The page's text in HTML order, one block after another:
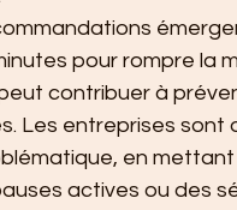
pour rompre la
contribuer à
Les entreprises sont
en
actives ou des